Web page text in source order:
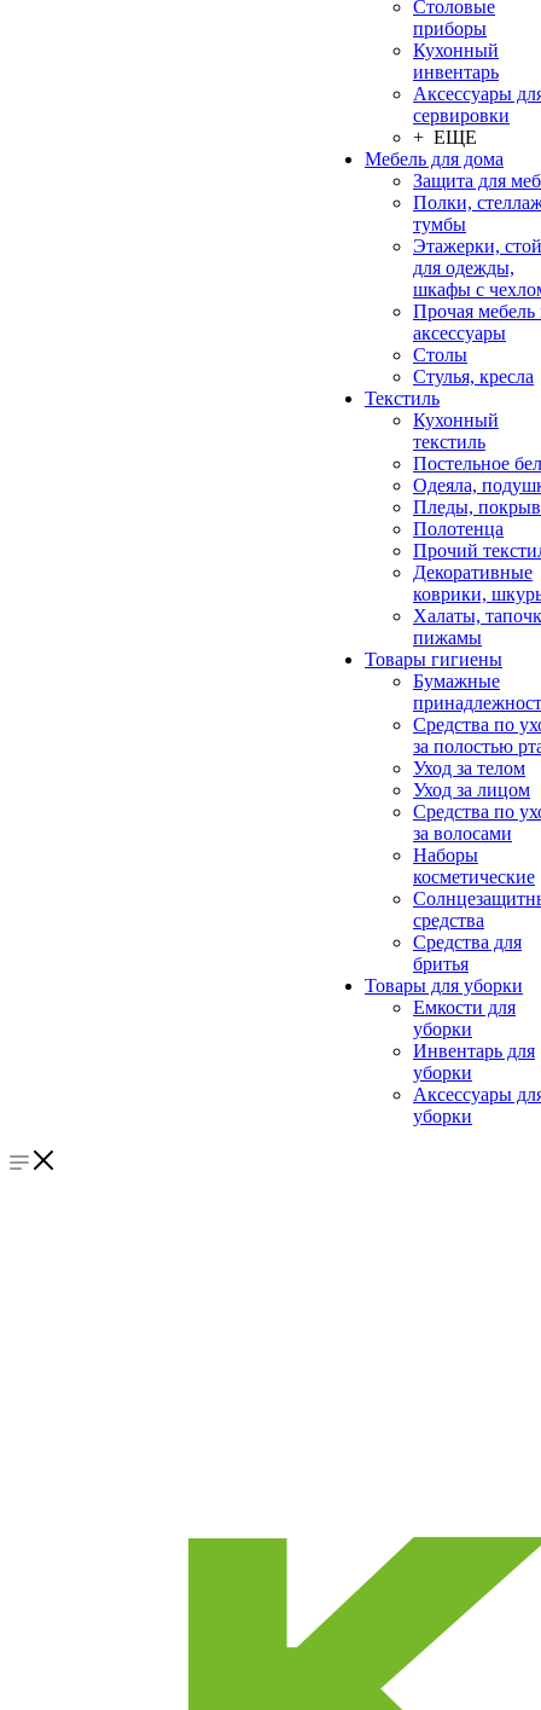
Столовые
приборы
Кухонный
инвентарь
Аксессуары
сервировки
+ ЕЩЕ
Мебель для дома
Защита для
Полки,
тумбы
Этажерки,
для одежды,
шкафы с
Прочая мебель
аксессуары
Столы
Стулья, кресла
Текстиль
Кухонный
текстиль
Постельное
Одеяла,
Пледы,
Полотенца
Прочий
Декоративные
коврики,
Халаты,
пижамы
Товары гигиены
Бумажные
Средства по
за полостью
Уход за телом
Уход за лицом
Средства по
за волосами
Наборы
косметические
средства
Средства для
бритья
Товары для уборки
Емкости для
уборки
Инвентарь для
уборки
Аксессуары
уборки